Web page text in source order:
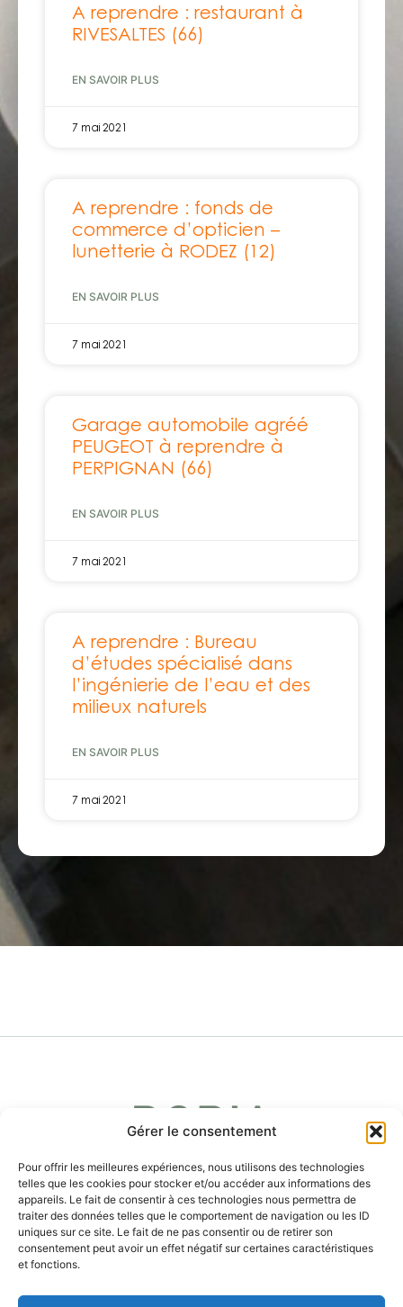
Gérer le consentement
Pour offrir les meilleures expériences, nous utilisons des technologies
telles que les cookies pour stocker et/ou accéder aux informations des
appareils. Le fait de consentir à ces technologies nous permettra de
traiter des données telles que le comportement de navigation ou les ID
uniques sur ce site. Le fait de ne pas consentir ou de retirer son
consentement peut avoir un effet négatif sur certaines caractéristiques
et fonctions.
A reprendre : restaurant à
RIVESALTES (66)
EN SAVOIR PLUS
7 mai 2021
A reprendre : fonds de
commerce d’opticien –
lunetterie à RODEZ (12)
EN SAVOIR PLUS
7 mai 2021
Garage automobile agréé
PEUGEOT à reprendre à
PERPIGNAN (66)
EN SAVOIR PLUS
7 mai 2021
A reprendre : Bureau
d’études spécialisé dans
l’ingénierie de l’eau et des
milieux naturels
EN SAVOIR PLUS
7 mai 2021
PARTENARIATS